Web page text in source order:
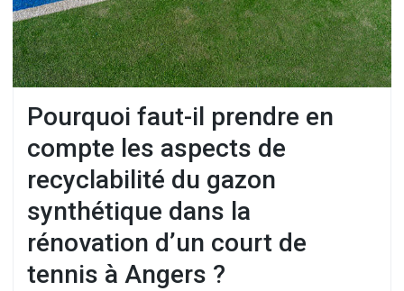
Pourquoi faut-il prendre en
compte les aspects de
recyclabilité du gazon
synthétique dans la
rénovation d’un court de
tennis à Angers ?